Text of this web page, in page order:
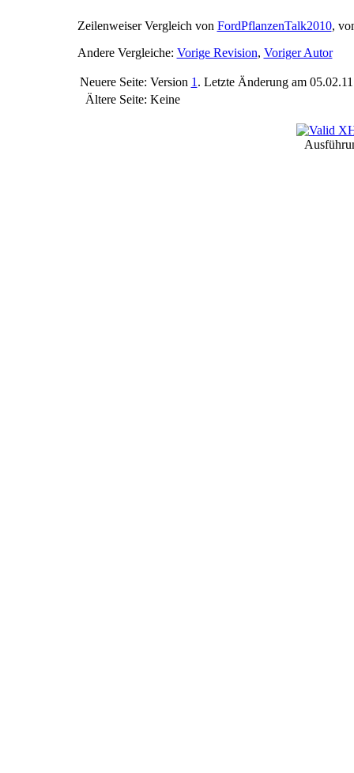
Zeilenweiser Vergleich von FordPflanzenTalk2010,
Andere Vergleiche: Vorige Revision, Voriger Autor
Neuere Seite: Version 1 . Letzte Änderung am
Ältere Seite: Keine